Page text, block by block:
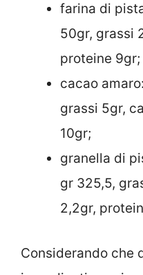
farina di
50gr, grassi
proteine 9gr;
cacao
grassi 5gr,
10gr;
granella di
gr 325,5,
2,2gr,
Considerando che